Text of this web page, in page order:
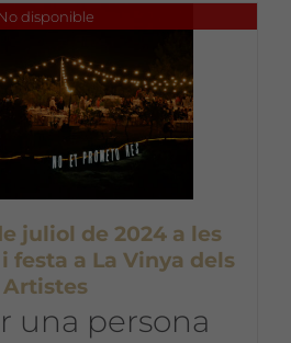
disponible
juliol de 2024 a les
i festa a La Vinya dels
Artistes
una persona